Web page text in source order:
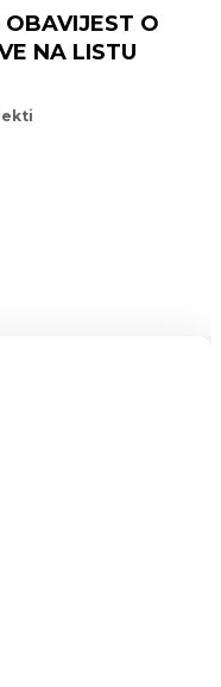
OBAVIJEST O
NA LISTU